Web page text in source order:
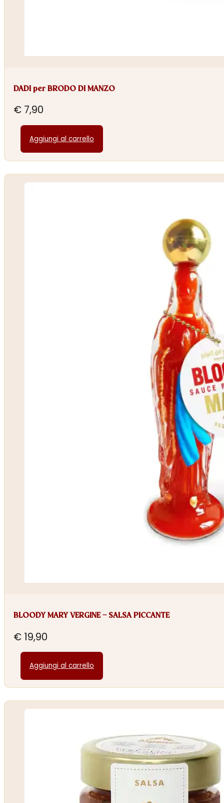
DADI per BRODO DI MANZO
€ 7,90
Aggiungi al carrello
BLOODY MARY VERGINE – SALSA PICCANTE
€ 19,90
Aggiungi al carrello